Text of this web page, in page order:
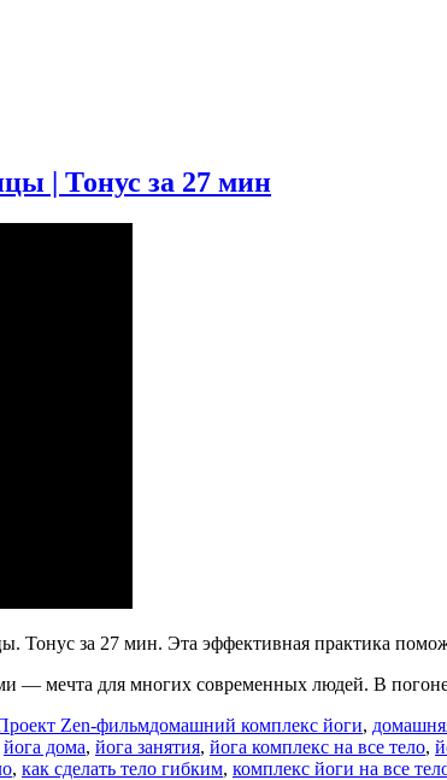
| Тонус за 27 мин
за 27 мин. Эта эффективная практика
— мечта для многих современных людей. В
Zen-фильмМетки
домашний комплекс йоги,
йога дома, йога занятия, йога комплекс на все тело,
, как сделать тело гибким, комплекс йоги на все